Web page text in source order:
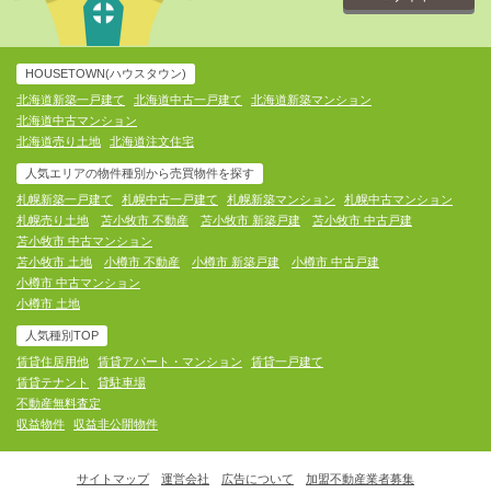
HOUSETOWN(ハウスタウン)
北海道新築一戸建て
北海道中古一戸建て
北海道新築マンション
北海道中古マンション
北海道売り土地
北海道注文住宅
人気エリアの物件種別から売買物件を探す
札幌新築一戸建て
札幌中古一戸建て 札幌新築マンション
札幌中古マンション
札幌売り土地
苫小牧市 不動産 苫小牧市 新築戸建
苫小牧市 中古戸建
苫小牧市 中古マンション
苫小牧市 土地
小樽市 不動産 小樽市 新築戸建
小樽市 中古戸建
小樽市 中古マンション
小樽市 土地
人気種別TOP
賃貸住居用他
賃貸アパート・マンション
賃貸一戸建て
賃貸テナント
貸駐車場
不動産無料査定
収益物件
収益非公開物件
サイトマップ 運営会社 広告について 加盟不動産業者募集